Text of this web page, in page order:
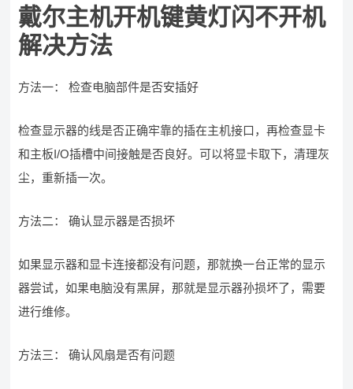
戴尔主机开机键黄灯闪不开机
解决方法
方法一： 检查电脑部件是否安插好
检查显示器的线是否正确牢靠的插在主机接口，再检查显卡
和主板I/O插槽中间接触是否良好。可以将显卡取下，清理灰
尘，重新插一次。
方法二： 确认显示器是否损坏
如果显示器和显卡连接都没有问题，那就换一台正常的显示
器尝试，如果电脑没有黑屏，那就是显示器孙损坏了，需要
进行维修。
方法三： 确认风扇是否有问题